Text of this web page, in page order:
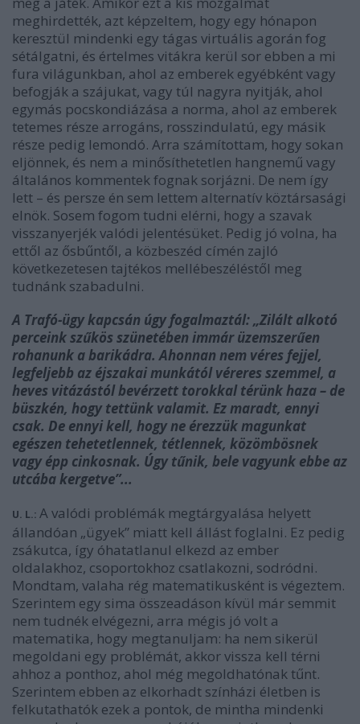
meghirdették, azt képzeltem, hogy egy hónapon
keresztül mindenki egy tágas virtuális agorán fog
sétálgatni, és értelmes vitákra kerül sor ebben a mi
fura világunkban, ahol az emberek egyébként vagy
befogják a szájukat, vagy túl nagyra nyitják, ahol
egymás pocskondiázása a norma, ahol az emberek
tetemes része arrogáns, rosszindulatú, egy másik
része pedig lemondó. Arra számítottam, hogy sokan
eljönnek, és nem a minősíthetetlen hangnemű vagy
általános kommentek fognak sorjázni. De nem így
lett – és persze én sem lettem alternatív köztársasági
elnök. Sosem fogom tudni elérni, hogy a szavak
visszanyerjék valódi jelentésüket. Pedig jó volna, ha
ettől az ősbűntől, a közbeszéd címén zajló
következetesen tajtékos mellébeszéléstől meg
tudnánk szabadulni.
A Trafó-ügy kapcsán úgy fogalmaztál: „Zilált alkotó
perceink szűkös szünetében immár üzemszerűen
rohanunk a barikádra. Ahonnan nem véres fejjel,
legfeljebb az éjszakai munkától véreres szemmel, a
heves vitázástól bevérzett torokkal térünk haza – de
büszkén, hogy tettünk valamit. Ez maradt, ennyi
csak. De ennyi kell, hogy ne érezzük magunkat
egészen tehetetlennek, tétlennek, közömbösnek
vagy épp cinkosnak. Úgy tűnik, bele vagyunk ebbe az
utcába kergetve”...
U. L.: A valódi problémák megtárgyalása helyett
állandóan „ügyek” miatt kell állást foglalni. Ez pedig
zsákutca, így óhatatlanul elkezd az ember
oldalakhoz, csoportokhoz csatlakozni, sodródni.
Mondtam, valaha rég matematikusként is végeztem.
Szerintem egy sima összeadáson kívül már semmit
nem tudnék elvégezni, arra mégis jó volt a
matematika, hogy megtanuljam: ha nem sikerül
megoldani egy problémát, akkor vissza kell térni
ahhoz a ponthoz, ahol még megoldhatónak tűnt.
Szerintem ebben az elkorhadt színházi életben is
felkutathatók ezek a pontok, de mintha mindenki